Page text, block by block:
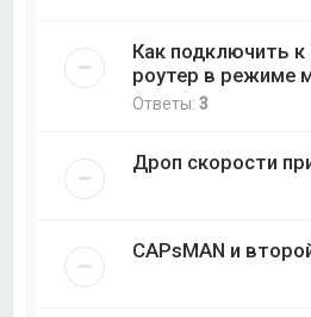
Как подключить к
роутер в режиме
Ответы:3
Дроп скорости
CAPsMAN и